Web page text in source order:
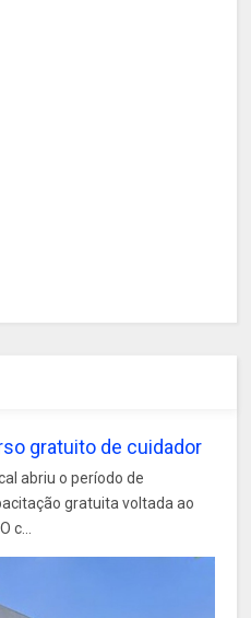
gratuito de cuidador
abriu o período de
gratuita voltada ao
c...